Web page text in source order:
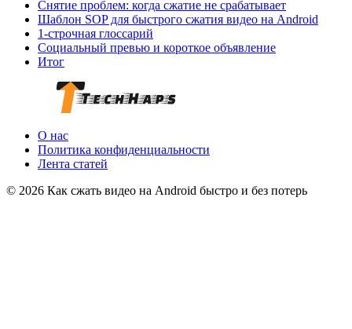
Снятие проблем: когда сжатие не срабатывает
Шаблон SOP для быстрого сжатия видео на Android
1‑строчная глоссарий
Социальный превью и короткое объявление
Итог
О нас
Политика конфиденциальности
Лента статей
© 2026 Как сжать видео на Android быстро и без потерь